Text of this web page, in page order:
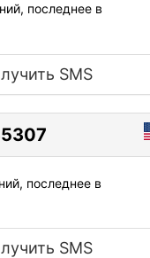
последнее в
SMS
последнее в
SMS